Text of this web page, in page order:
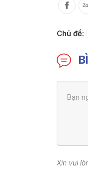
Chủ đề:
Xin vui